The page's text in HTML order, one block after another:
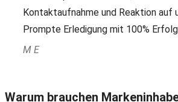
Kontaktaufnahme und Reaktion auf
Prompte Erledigung mit 100%
M E
Warum brauchen